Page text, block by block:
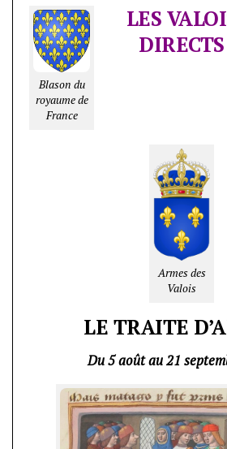
Blason du
royaume de
France
LES
DIRECTS
Armes des
Valois
LE TRAITE
Du 5 août au 21